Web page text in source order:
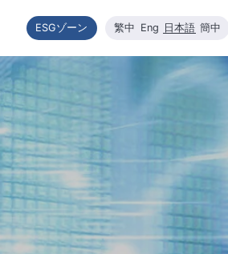
技術エネルギー
コアコンピタンス
材料
CNC精密製造
ハイスペッククリーニング
設置
ケーションエン
理
高効率太陽エネ
WINAICO
ス一覧
ニュース
財政情報
財務報告
月次売上報告
利害關係者 品
フィー
企業の持続可能性
持続可能な政策
公益與活動
環境および安全衛
環境・健康・安
ESGゾーン 繁中 Eng 日本語 簡中